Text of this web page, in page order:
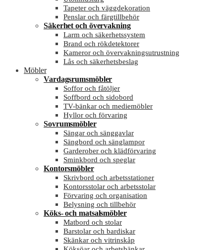
Tapeter och väggdekoration
Penslar och färgtillbehör
Säkerhet och övervakning
Larm och säkerhetssystem
Brand och rökdetektorer
Kameror och övervakningsutrustning
Lås och säkerhetsbeslag
Möbler
Vardagsrumsmöbler
Soffor och fåtöljer
Soffbord och sidobord
TV-bänkar och mediemöbler
Hyllor och förvaring
Sovrumsmöbler
Sängar och sänggavlar
Sängbord och sänglampor
Garderober och klädförvaring
Sminkbord och speglar
Kontorsmöbler
Skrivbord och arbetsstationer
Kontorsstolar och arbetsstolar
Förvaring och organisation
Belysning och tillbehör
Köks- och matsalsmöbler
Matbord och stolar
Barstolar och bardiskar
Skänkar och vitrinskåp